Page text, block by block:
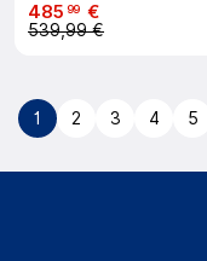
485 99 €
539,99 €
1 2 3 4 5